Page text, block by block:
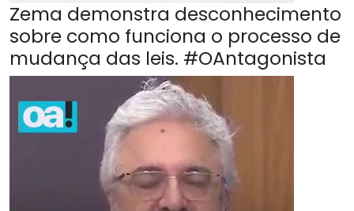
Zema demonstra desconhecimento
sobre como funciona o processo de
mudança das leis. #OAntagonista